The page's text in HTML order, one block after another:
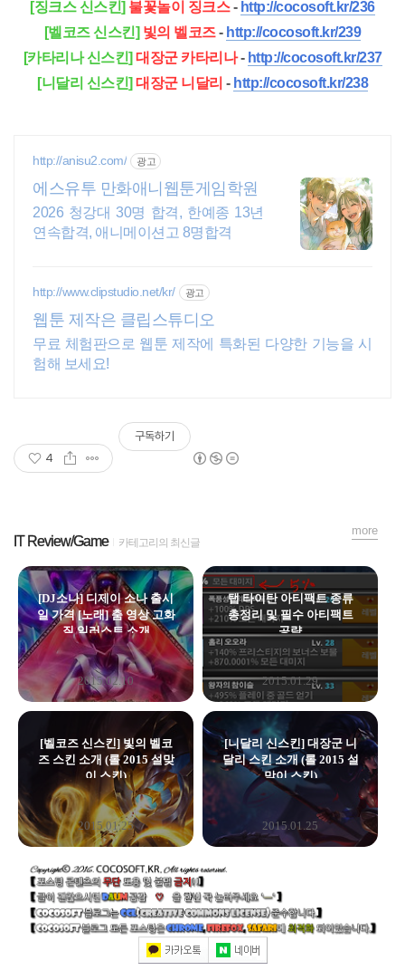
[징크스 신스킨] 불꽃놀이 징크스- http://cocosoft.kr/236
[벨코즈 신스킨] 빛의 벨코즈- http://cocosoft.kr/239
[카타리나 신스킨] 대장군 카타리나- http://cocosoft.kr/237
[니달리 신스킨] 대장군 니달리 - http://cocosoft.kr/238
http://anisu2.com/ 광고
에스유투 만화애니웹툰게임학원
2026 청강대 30명 합격, 한예종 13년
연속합격, 애니메이션고 8명합격
http://www.clipstudio.net/kr/ 광고
웹툰 제작은 클립스튜디오
무료 체험판으로 웹툰 제작에 특화된 다양한 기능을 시
험해 보세요!
4
구독하기
IT Review/Game 카테고리의 최신글
[DJ소나] 디제이 소나 출시
일 가격 [노래] 춤 영상 고화
질 일러스트 소개
2015.02.10
탭 타이탄 아티팩트 종류
총정리 및 필수 아티팩트
공략
2015.01.29
[벨코즈 신스킨] 빛의 벨코
즈 스킨 소개 (롤 2015 설맞
이 스킨)
2015.01.25
[니달리 신스킨] 대장군 니
달리 스킨 소개 (롤 2015 설
맞이 스킨)
2015.01.25
more